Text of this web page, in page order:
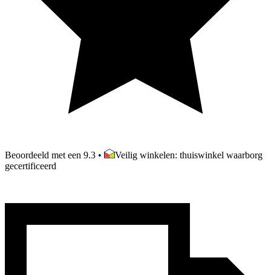
Beoordeeld met een 9.3 •
Veilig winkelen: thuiswinkel waarborg
gecertificeerd